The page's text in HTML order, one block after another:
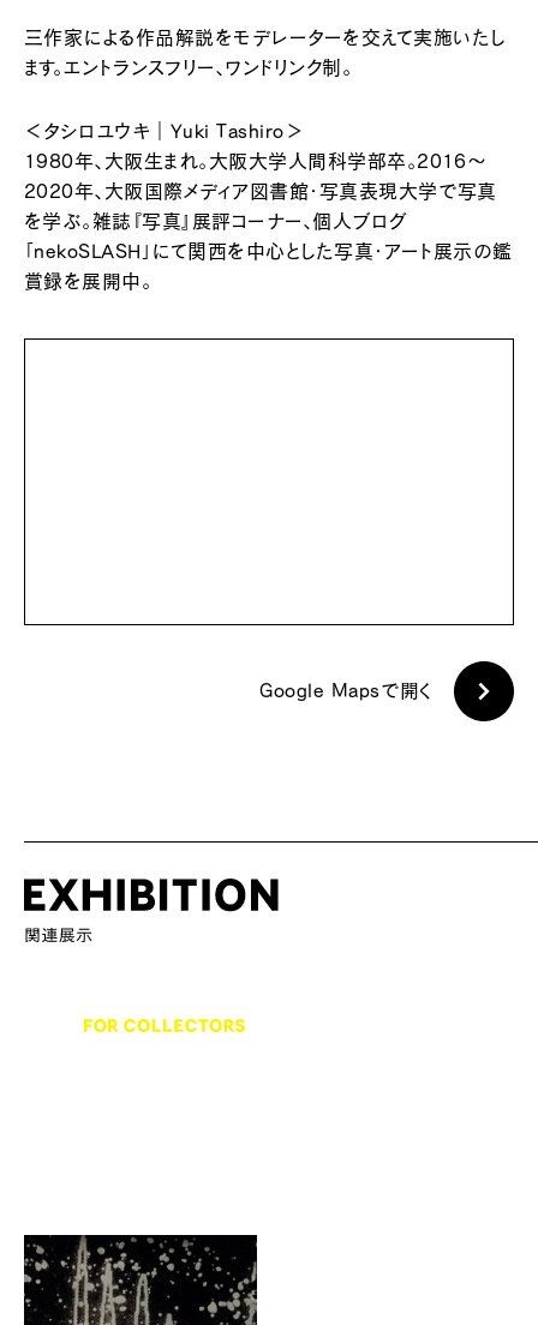
三作家による作品解説をモデレーターを交えて実施いたし
ます。エントランスフリー、ワンドリンク制。
＜タシロユウキ｜Yuki Tashiro＞
1980年、大阪生まれ。大阪大学人間科学部卒。2016〜
2020年、大阪国際メディア図書館・写真表現大学で写真
を学ぶ。雑誌『写真』展評コーナー、個人ブログ
「nekoSLASH」にて関西を中心とした写真・アート展示の鑑
賞録を展開中。
Google Mapsで開く
小池貴之、髙橋こうた、西村
祐馬
事象